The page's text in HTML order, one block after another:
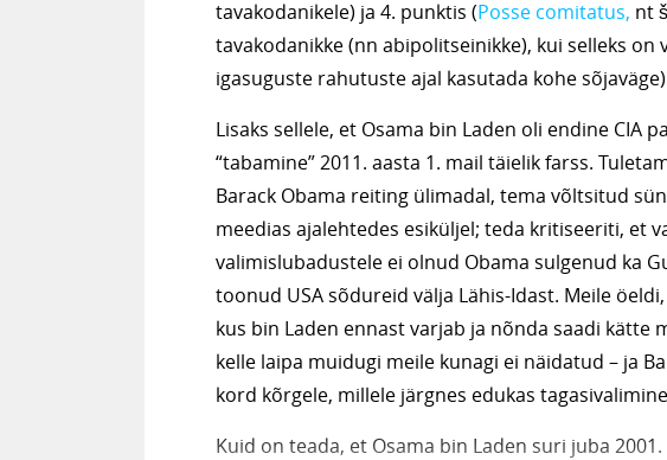
tavakodanikele) ja 4. punktis (Posse comitatus, nt
tavakodanikke (nn abipolitseinikke), kui selleks on
igasuguste rahutuste ajal kasutada kohe
Lisaks sellele, et Osama bin Laden oli endine CIA
“tabamine” 2011. aasta 1. mail täielik farss.
Barack Obama reiting ülimadal, tema võltsitud
meedias ajalehtedes esiküljel; teda kritiseeriti, et
valimislubadustele ei olnud Obama sulgenud ka
toonud USA sõdureid välja Lähis-Idast. Meile
kus bin Laden ennast varjab ja nõnda saadi kätte
kelle laipa muidugi meile kunagi ei näidatud – ja
kord kõrgele, millele järgnes edukas
Kuid on teada, et Osama bin Laden suri juba